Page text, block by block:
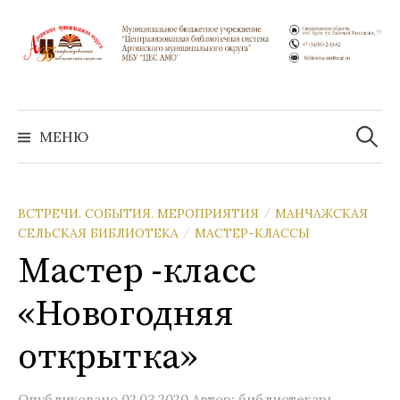
содержимому
МЕНЮ
Найти:
ВСТРЕЧИ. СОБЫТИЯ. МЕРОПРИЯТИЯ / МАНЧАЖСКАЯ
СЕЛЬСКАЯ БИБЛИОТЕКА / МАСТЕР-КЛАССЫ
Мастер -класс
«Новогодняя
открытка»